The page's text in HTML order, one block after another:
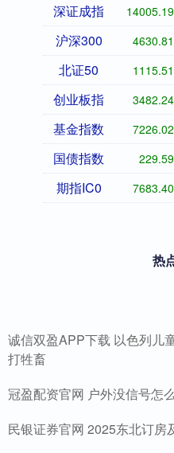
深证成指 14005.19
沪深300 4630.81
北证50 1115.51
创业板指 3482.24
基金指数 7226.02
国债指数 229.59
期指IC0 7683.40
热
诚信双盈APP下载 以色列儿
打牲畜
冠盈配资官网 户外没信号怎
民银证券官网 2025东北订房